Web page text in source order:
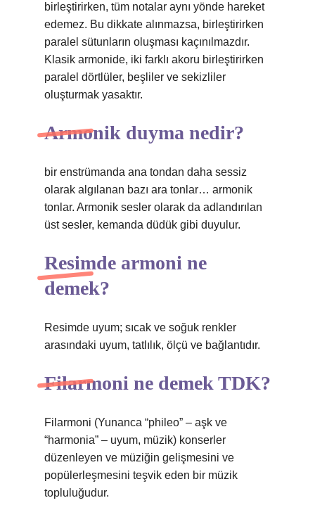
birleştirirken, tüm notalar aynı yönde hareket
edemez. Bu dikkate alınmazsa, birleştirirken
paralel sütunların oluşması kaçınılmazdır.
Klasik armonide, iki farklı akoru birleştirirken
paralel dörtlüler, beşliler ve sekizliler
oluşturmak yasaktır.
Armonik duyma nedir?
bir enstrümanda ana tondan daha sessiz
olarak algılanan bazı ara tonlar… armonik
tonlar. Armonik sesler olarak da adlandırılan
üst sesler, kemanda düdük gibi duyulur.
Resimde armoni ne
demek?
Resimde uyum; sıcak ve soğuk renkler
arasındaki uyum, tatlılık, ölçü ve bağlantıdır.
Filarmoni ne demek TDK?
Filarmoni (Yunanca “phileo” – aşk ve
“harmonia” – uyum, müzik) konserler
düzenleyen ve müziğin gelişmesini ve
popülerleşmesini teşvik eden bir müzik
topluluğudur.